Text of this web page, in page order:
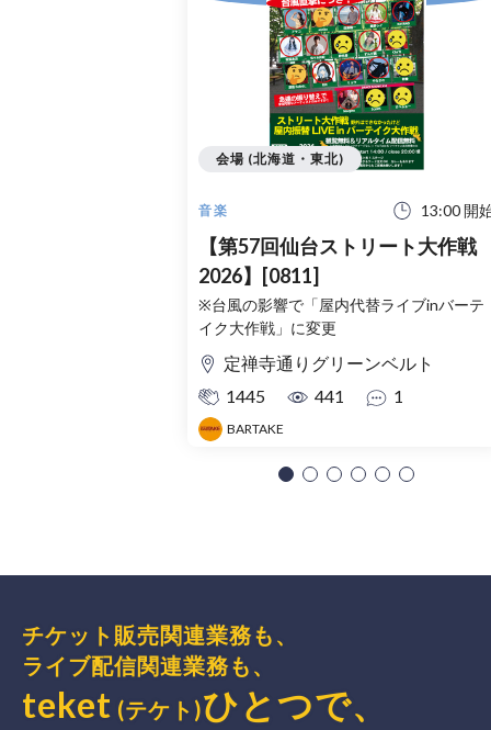
音楽 13:00 開
【第57回仙台ストリート大作戦
2026】[0811]
※台風の影響で「屋内代替ライブinバーテ
イク大作戦」に変更
定禅寺通りグリーンベルト
1445
441 1
BARTAKE
会場 (北海道・東北)
チケット販売関連業務も、
ライブ配信関連業務も、
teket (テケト)ひとつで、